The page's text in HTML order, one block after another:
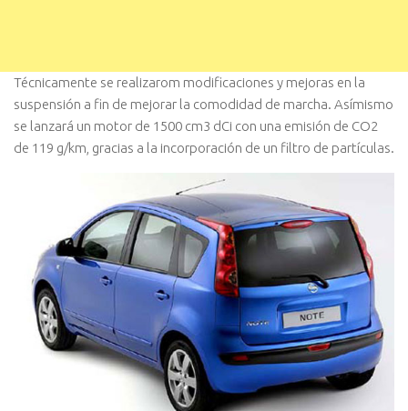
Técnicamente se realizarom modificaciones y mejoras en la
suspensión a fin de mejorar la comodidad de marcha. Así­mismo
se lanzará un motor de 1500 cm3 dCi con una emisión de CO2
de 119 g/km, gracias a la incorporación de un filtro de partí­culas.